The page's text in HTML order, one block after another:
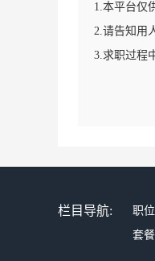
1.本平台仅
2.请告知用
3.求职过程
栏目导航: 职
套